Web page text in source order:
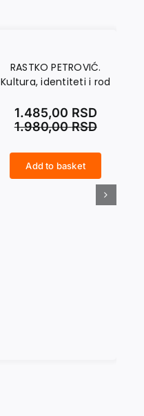
RASTKO PETROVIĆ.
Kultura, identiteti i rod
1.980,00RSD
1.485,00 RSD
Add to basket